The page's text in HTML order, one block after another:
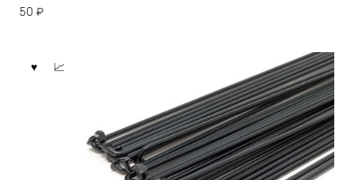
50 ₽